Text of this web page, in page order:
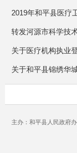
2019年和平县医疗卫生机构公开
转发河源市科学技术局关于组织2019年
关于医疗机构执业
关于和平县锦绣华城花园
主办：和平县人民政府